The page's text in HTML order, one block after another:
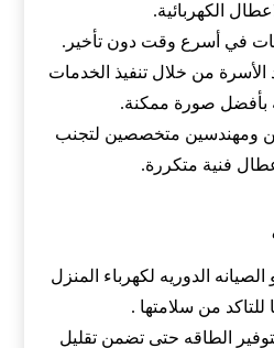
الكهربائية.
في أسرع وقت دون تأخير.
الأسرة من خلال تنفيذ الخدمات
بأفضل صورة ممكنة.
ومهندسين متخصصين لتجنب
فنية متكررة.
الدوريه لكهرباء المنزل
للتاكد من سلامتها .
الطاقه حتى تضمن تقليل